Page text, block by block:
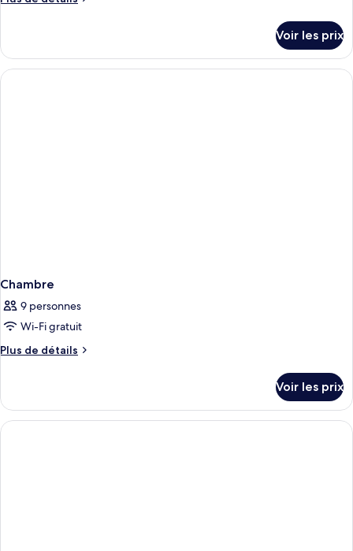
le
type
de
Voir les prix
Chambre
9 personnes
Wi-Fi gratuit
Plus de détails
Plus
le
type
de
Voir les prix